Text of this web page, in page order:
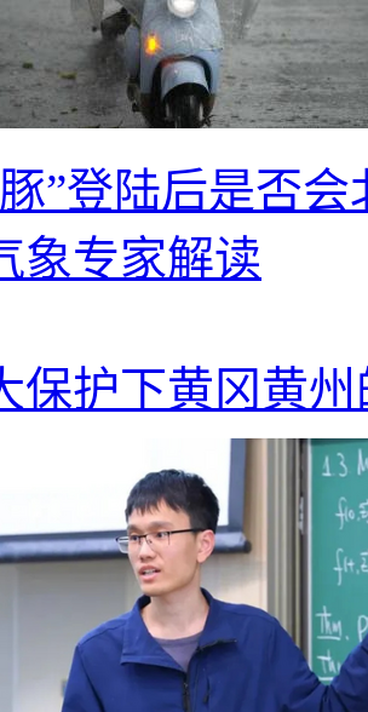
”登陆后是否
象专家解读
保护下黄冈黄